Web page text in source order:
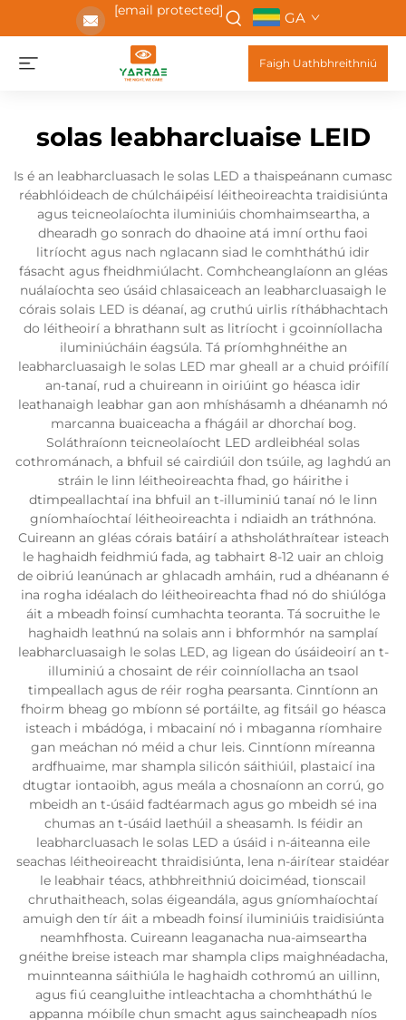
[email protected] GA
Faigh Uathbhreithniú
solas leabharcluaise LEID
Is é an leabharcluasach le solas LED a thaispeánann cumasc
réabhlóideach de chúlcháipéisí léitheoireachta traidisiúnta
agus teicneolaíochta iluminiúis chomhaimseartha, a
dhearadh go sonrach do dhaoine atá imní orthu faoi
litríocht agus nach nglacann siad le comhtháthú idir
fásacht agus fheidhmiúlacht. Comhcheanglaíonn an gléas
nuálaíochta seo úsáid chlasaiceach an leabharcluasaigh le
córais solais LED is déanaí, ag cruthú uirlis ríthábhachtach
do léitheoirí a bhrathann sult as litríocht i gcoinníollacha
iluminiúcháin éagsúla. Tá príomhghnéithe an
leabharcluasaigh le solas LED mar gheall ar a chuid próifílí
an-tanaí, rud a chuireann in oiriúint go héasca idir
leathanaigh leabhar gan aon mhíshásamh a dhéanamh nó
marcanna buaiceacha a fhágáil ar dhorchaí bog.
Soláthraíonn teicneolaíocht LED ardleibhéal solas
cothrománach, a bhfuil sé cairdiúil don tsúile, ag laghdú an
stráin le linn léitheoireachta fhad, go háirithe i
dtimpeallachtaí ina bhfuil an t-illuminiú tanaí nó le linn
gníomhaíochtaí léitheoireachta i ndiaidh an tráthnóna.
Cuireann an gléas córais batáirí a athsholáthraítear isteach
le haghaidh feidhmiú fada, ag tabhairt 8-12 uair an chloig
de oibriú leanúnach ar ghlacadh amháin, rud a dhéanann é
ina rogha idéalach do léitheoireachta fhad nó do shiúlóga
áit a mbeadh foinsí cumhachta teoranta. Tá socruithe le
haghaidh leathnú na solais ann i bhformhór na samplaí
leabharcluasaigh le solas LED, ag ligean do úsáideoirí an t-
illuminiú a chosaint de réir coinníollacha an tsaol
timpeallach agus de réir rogha pearsanta. Cinntíonn an
fhoirm bheag go mbíonn sé portáilte, ag fitsáil go héasca
isteach i mbádóga, i mbacainí nó i mbaganna ríomhaire
gan meáchan nó méid a chur leis. Cinntíonn míreanna
ardfhuaime, mar shampla silicón sáithiúil, plastaicí ina
dtugtar iontaoibh, agus meála a chosnaíonn an corrú, go
mbeidh an t-úsáid fadtéarmach agus go mbeidh sé ina
chumas an t-úsáid laethúil a sheasamh. Is féidir an
leabharcluasach le solas LED a úsáid i n-áiteanna eile
seachas léitheoireacht thraidisiúnta, lena n-áirítear staidéar
le leabhair téacs, athbhreithniú doiciméad, tionscail
chruthaitheach, solas éigeandála, agus gníomhaíochtaí
amuigh den tír áit a mbeadh foinsí iluminiúis traidisiúnta
neamhfhosta. Cuireann leaganacha nua-aimseartha
gnéithe breise isteach mar shampla clips maighnéadacha,
muinnteanna sáithiúla le haghaidh cothromú an uillinn,
agus fiú ceangluithe intleachtacha a chomhtháthú le
appanna móibíle chun smacht agus saincheapadh níos